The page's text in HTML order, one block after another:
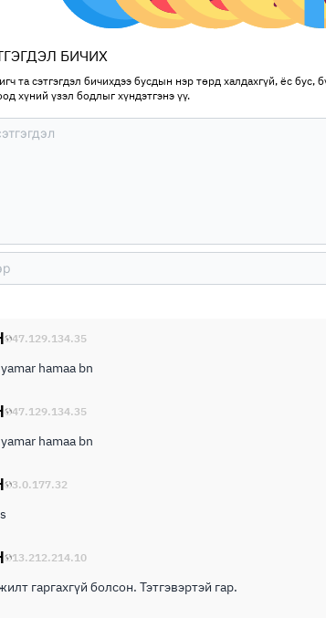
БИЧИХ
та сэтгэгдэл бичихдээ бусдын нэр төрд халдахгүй, ёс бус,
хүний үзэл бодлыг хүндэтгэнэ үү.
47.129.134.35
hamaa bn
47.129.134.35
hamaa bn
3.0.177.32
13.212.214.10
гаргахгүй болсон. Тэтгэвэртэй гар.